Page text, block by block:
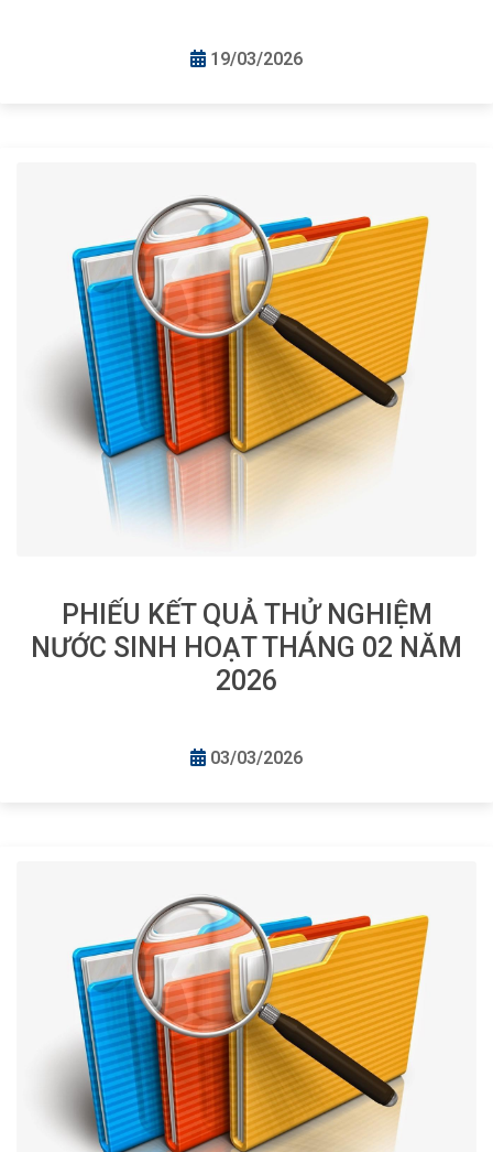
19/03/2026
PHIẾU KẾT QUẢ THỬ NGHIỆM
NƯỚC SINH HOẠT THÁNG 02 NĂM
2026
03/03/2026